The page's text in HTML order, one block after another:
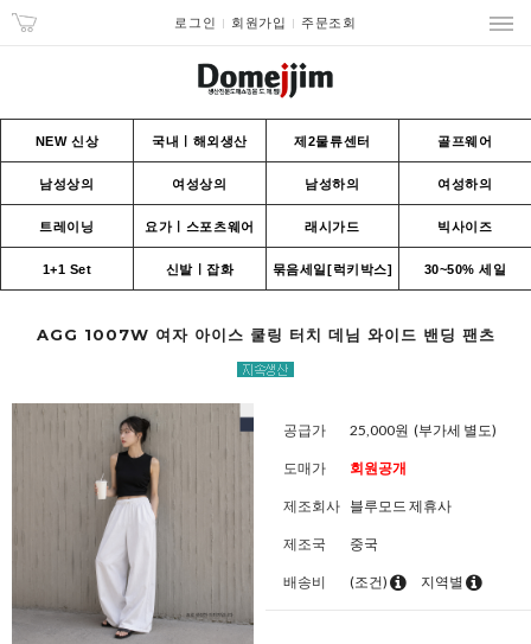
로그인 회원가입 주문조회
NEW 신상 국내ㅣ해외생산 제2물류센터 골프웨어
남성상의 여성상의 남성하의 여성하의
트레이닝 요가ㅣ스포츠웨어 래시가드 빅사이즈
1+1 Set 신발ㅣ잡화 묶음세일[럭키박스] 30~50% 세일
AGG 1007W 여자 아이스 쿨링 터치 데님 와이드 밴딩 팬츠
공급가 25,000원 (부가세 별도)
도매가 회원공개
제조회사 블루모드 제휴사
제조국 중국
배송비 (조건) 지역별